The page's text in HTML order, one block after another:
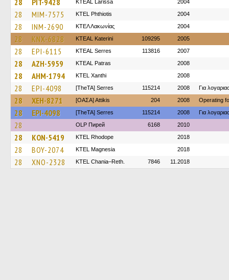
28 PIT-9428 KTEAL Larissa 2004
28 MIM-7575 ΚΤΕL Phthiotis 2004
28 INM-2690 ΚΤΕΛ Λακωνίας 2004
28 KNX-6828 KTEAL Katerini 109295 2005
28 EPI-6115 KTEAL Serres 113816 2007
28 AZH-5959 KTEAL Patras 2008
28 AHM-1794 KTEL Xanthi 2008
28 EPI-4098 [TheTA] Serres 115214 2008 Για
28 XEH-8271 [ΟΑΣΑ] Αttikis 204 2008 Operating
28 EPI-4098 [TheTA] Serres 115214 2008 Για
28 OLP Пирей 6168 2010
28 KON-5419 KTEL Rhodope 2018
28 BOY-2074 ΚΤΕL Magnesia 2018
28 XNO-2328 KTEL Chania–Reth. 7846 11.2018